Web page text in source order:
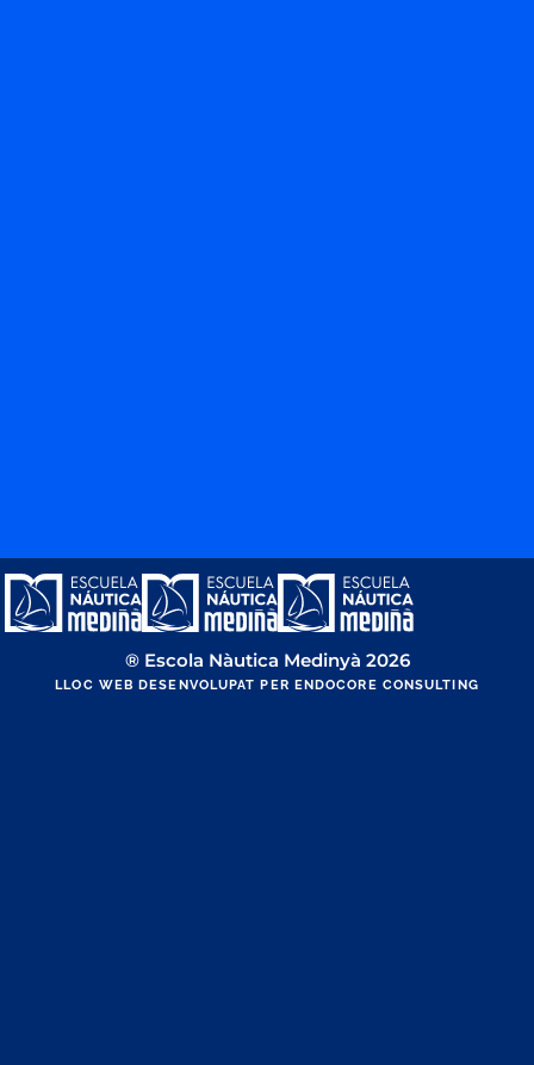
® Escola Nàutica Medinyà 2026
LLOC WEB DESENVOLUPAT PER ENDOCORE CONSULTING